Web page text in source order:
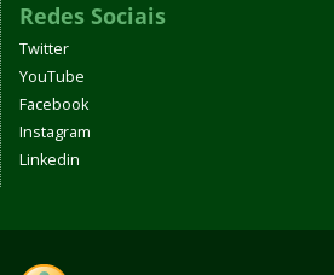
Redes Sociais
Twitter
YouTube
Facebook
Instagram
Linkedin